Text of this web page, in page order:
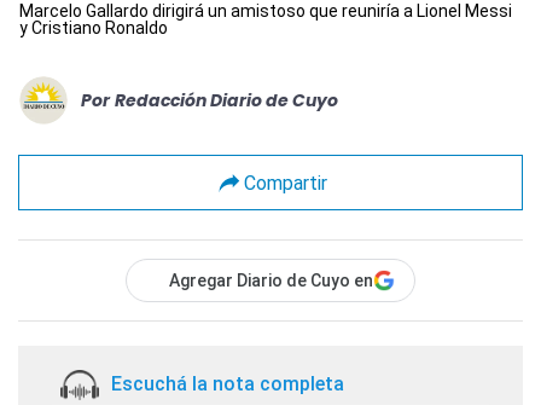
Marcelo Gallardo dirigirá un amistoso que reuniría a Lionel Messi
y Cristiano Ronaldo
Por Redacción Diario de Cuyo
Compartir
Agregar Diario de Cuyo en
Escuchá la nota completa